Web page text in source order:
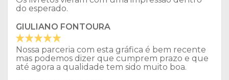
do esperado.
GIULIANO FONTOURA
Nossa parceria com esta gráfica é bem recente
mas podemos dizer que cumprem prazo e que
até agora a qualidade tem sido muito boa.